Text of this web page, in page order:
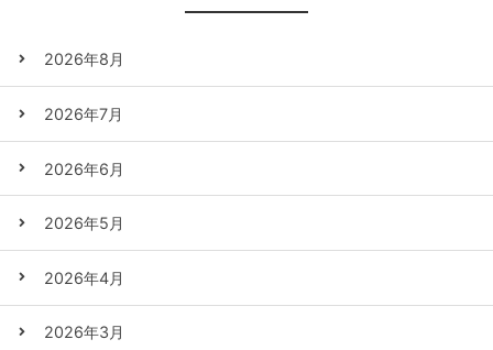
2026年8月
2026年7月
2026年6月
2026年5月
2026年4月
2026年3月